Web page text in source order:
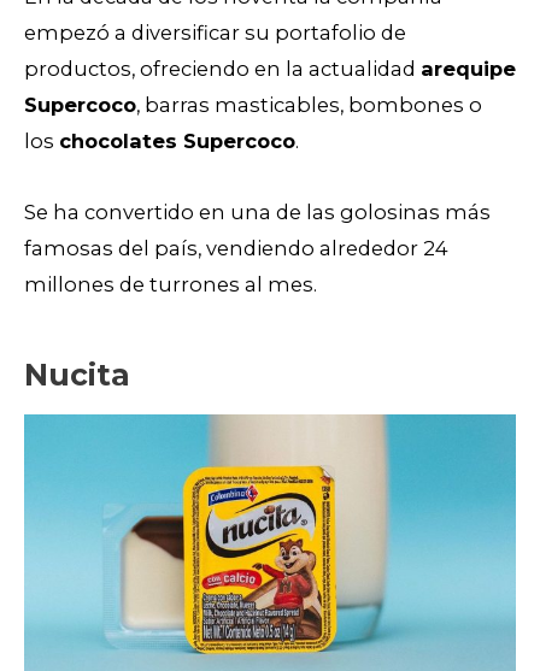
empezó a diversificar su portafolio de
productos, ofreciendo en la actualidad arequipe
Supercoco, barras masticables, bombones o
los chocolates Supercoco.
Se ha convertido en una de las golosinas más
famosas del país, vendiendo alrededor 24
millones de turrones al mes.
Nucita